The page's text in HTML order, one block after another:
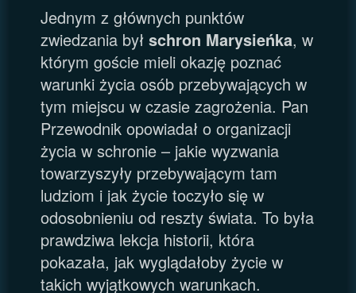
Jednym z głównych punktów
zwiedzania byłschron Marysieńka, w
którym goście mieli okazję poznać
warunki życia osób przebywających w
tym miejscu w czasie zagrożenia. Pan
Przewodnik opowiadał o organizacji
życia w schronie – jakie wyzwania
towarzyszyły przebywającym tam
ludziom i jak życie toczyło się w
odosobnieniu od reszty świata. To była
prawdziwa lekcja historii, która
pokazała, jak wyglądałoby życie w
takich wyjątkowych warunkach.